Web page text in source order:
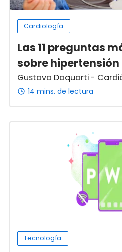
Cardiología
Las 11 preguntas
sobre
Gustavo Daquarti -
14 mins. de lectura
Tecnología